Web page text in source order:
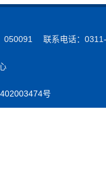
050091 联系电话：
号